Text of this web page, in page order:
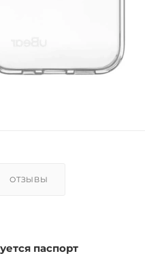
ОТЗЫВЫ
паспорт